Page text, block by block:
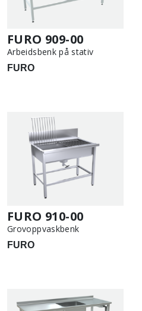
FURO 909-00
Arbeidsbenk på stativ
FURO
FURO 910-00
Grovoppvaskbenk
FURO